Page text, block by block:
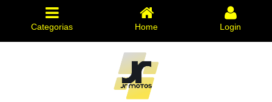
Categorias Home Login